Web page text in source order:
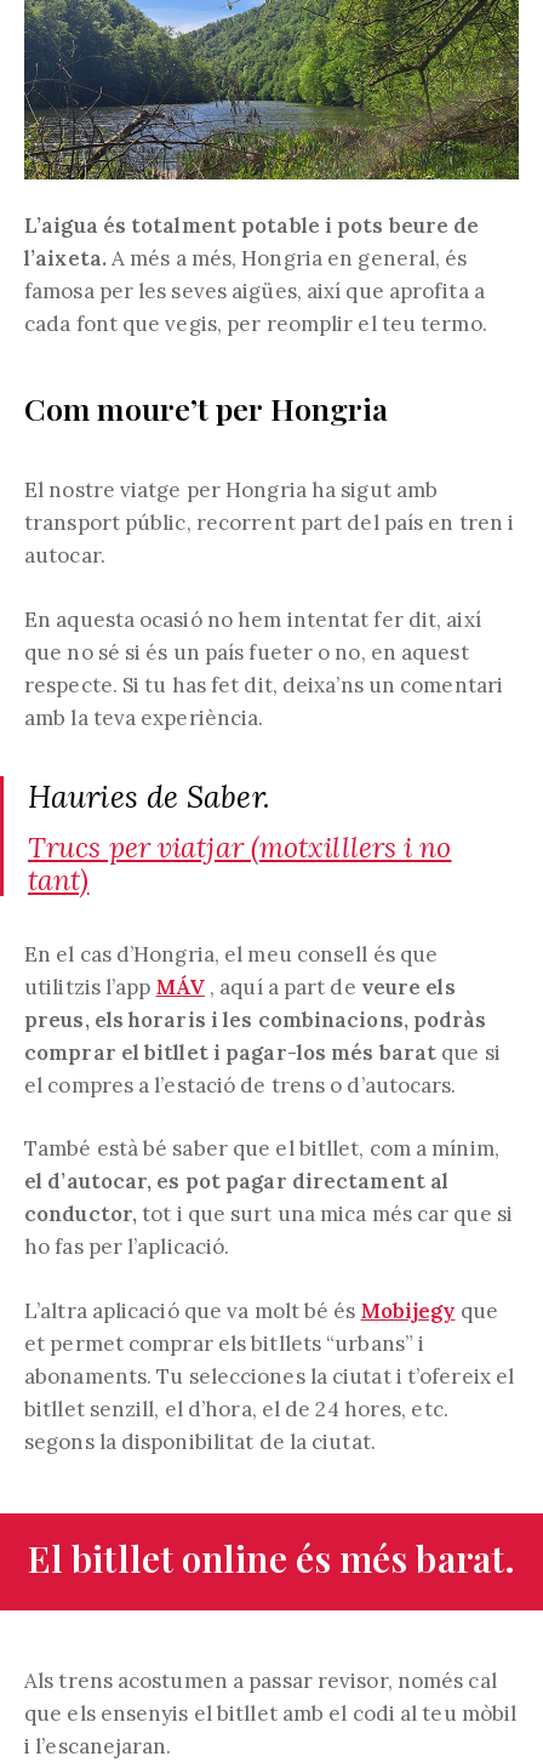
L’aigua és totalment potable i pots beure de
l’aixeta.A més a més, Hongria en general, és
famosa per les seves aigües, així que aprofita a
cada font que vegis, per reomplir el teu termo.
Com moure’t per Hongria
El nostre viatge per Hongria ha sigut amb
transport públic, recorrent part del país en tren i
autocar.
En aquesta ocasió no hem intentat fer dit, així
que no sé si és un país fueter o no, en aquest
respecte. Si tu has fet dit, deixa’ns un comentari
amb la teva experiència.
Hauries de Saber.
Trucs per viatjar (motxilllers i no
tant)
En el cas d’Hongria, el meu consell és que
utilitzis l’app MÁV , aquí a part de veure els
preus, els horaris i les combinacions, podràs
comprar el bitllet i pagar-los més barat que si
el compres a l’estació de trens o d’autocars.
També està bé saber que el bitllet, com a mínim,
el d’autocar, es pot pagar directament al
conductor,tot i que surt una mica més car que si
ho fas per l’aplicació.
L’altra aplicació que va molt bé és Mobijegy que
et permet comprar els bitllets “urbans” i
abonaments. Tu selecciones la ciutat i t’ofereix el
bitllet senzill, el d’hora, el de 24 hores, etc.
segons la disponibilitat de la ciutat.
El bitllet online és més barat.
Als trens acostumen a passar revisor, només cal
que els ensenyis el bitllet amb el codi al teu mòbil
i l’escanejaran.